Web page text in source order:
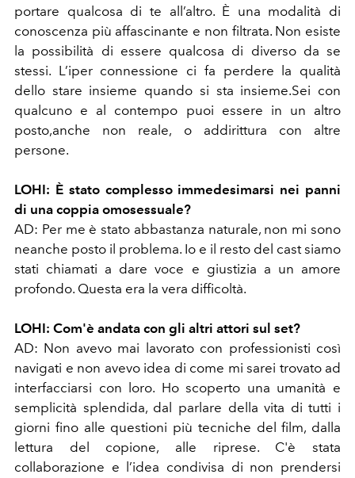
portare qualcosa di te all’altro. È una modalità di
conoscenza più affascinante e non filtrata. Non esiste
la possibilità di essere qualcosa di diverso da se
stessi. L’iper connessione ci fa perdere la qualità
dello stare insieme quando si sta insieme.Sei con
qualcuno e al contempo puoi essere in un altro
posto,anche non reale, o addirittura con altre
persone.
LOHI: È stato complesso immedesimarsi nei panni
di una coppia omosessuale?
AD: Per me è stato abbastanza naturale, non mi sono
neanche posto il problema. Io e il resto del cast siamo
stati chiamati a dare voce e giustizia a un amore
profondo. Questa era la vera difficoltà.
LOHI: Com'è andata con gli altri attori sul set?
AD: Non avevo mai lavorato con professionisti così
navigati e non avevo idea di come mi sarei trovato ad
interfacciarsi con loro. Ho scoperto una umanità e
semplicità splendida, dal parlare della vita di tutti i
giorni fino alle questioni più tecniche del film, dalla
lettura del copione, alle riprese. C'è stata
collaborazione e l’idea condivisa di non prendersi